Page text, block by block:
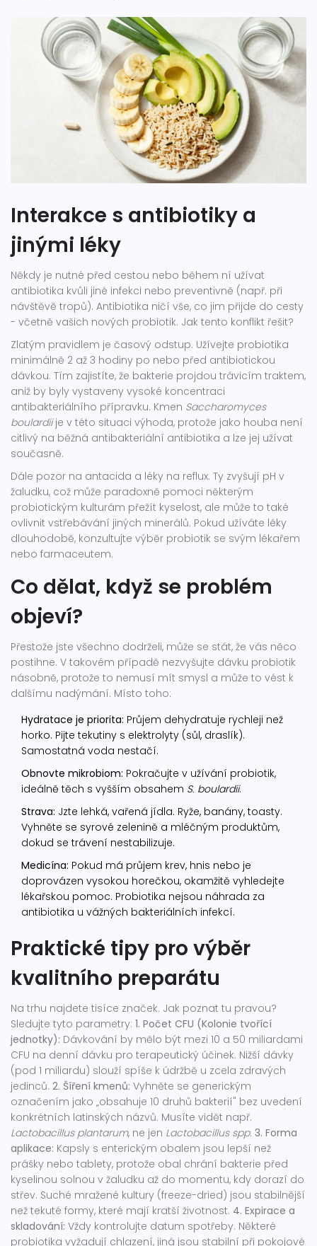
Interakce s antibiotiky a
jinými léky
Někdy je nutné před cestou nebo během ní užívat
antibiotika kvůli jiné infekci nebo preventivně (např. při
návštěvě tropů). Antibiotika ničí vše, co jim přijde do cesty
- včetně vašich nových probiotik. Jak tento konflikt řešit?
Zlatým pravidlem je časový odstup. Užívejte probiotika
minimálně 2 až 3 hodiny po nebo před antibiotickou
dávkou. Tím zajistíte, že bakterie projdou trávicím traktem,
aniž by byly vystaveny vysoké koncentraci
antibakteriálního přípravku. Kmen Saccharomyces
boulardiije v této situaci výhoda, protože jako houba není
citlivý na běžná antibakteriální antibiotika a lze jej užívat
současně.
Dále pozor na antacida a léky na reflux. Ty zvyšují pH v
žaludku, což může paradoxně pomoci některým
probiotickým kulturám přežít kyselost, ale může to také
ovlivnit vstřebávání jiných minerálů. Pokud užíváte léky
dlouhodobě, konzultujte výběr probiotik se svým lékařem
nebo farmaceutem.
Co dělat, když se problém
objeví?
Přestože jste všechno dodrželi, může se stát, že vás něco
postihne. V takovém případě nezvyšujte dávku probiotik
násobně, protože to nemusí mít smysl a může to vést k
dalšímu nadýmání. Místo toho:
Hydratace je priorita: Průjem dehydratuje rychleji než
horko. Pijte tekutiny s elektrolyty (sůl, draslík).
Samostatná voda nestačí.
Obnovte mikrobiom: Pokračujte v užívání probiotik,
ideálně těch s vyšším obsahem S. boulardii.
Strava: Jzte lehká, vařená jídla. Ryže, banány, toasty.
Vyhněte se syrové zelenině a mléčným produktům,
dokud se trávení nestabilizuje.
Medicína: Pokud má průjem krev, hnis nebo je
doprovázen vysokou horečkou, okamžitě vyhledejte
lékařskou pomoc. Probiotika nejsou náhrada za
antibiotika u vážných bakteriálních infekcí.
Praktické tipy pro výběr
kvalitního preparátu
Na trhu najdete tisíce značek. Jak poznat tu pravou?
Sledujte tyto parametry: 1. Počet CFU (Kolonie tvořící
jednotky): Dávkování by mělo být mezi 10 a 50 miliardami
CFU na denní dávku pro terapeutický účinek. Nižší dávky
(pod 1 miliardu) slouží spíše k údržbě u zcela zdravých
jedinců. 2. Šíření kmenů: Vyhněte se generickým
označením jako „obsahuje 10 druhů bakterií" bez uvedení
konkrétních latinských názvů. Musíte vidět např.
Lactobacillus plantarum, ne jen Lactobacillus spp. 3. Forma
aplikace: Kapsly s enterickým obalem jsou lepší než
prášky nebo tablety, protože obal chrání bakterie před
kyselinou solnou v žaludku až do momentu, kdy dorazí do
střev. Suché mražené kultury (freeze-dried) jsou stabilnější
než tekuté formy, které mají kratší životnost. 4. Expirace a
skladování: Vždy kontrolujte datum spotřeby. Některé
probiotika vyžadují chlazení, jiná jsou stabilní při pokojové